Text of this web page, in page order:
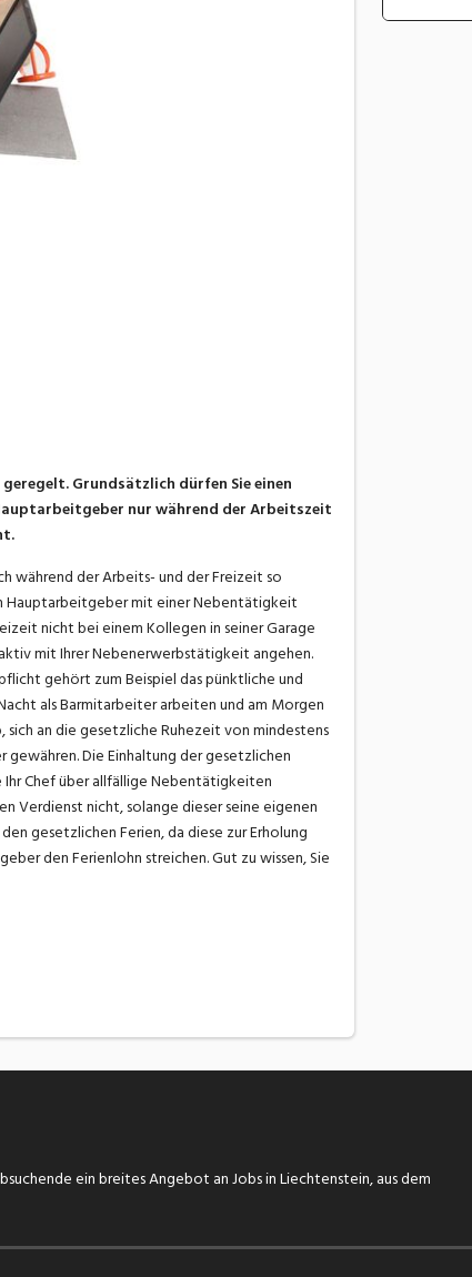
Grundsätzlich dürfen Sie einen
nur während der Arbeitszeit
während der Arbeits- und der Freizeit so
Hauptarbeitgeber mit einer Nebentätigkeit
nicht bei einem Kollegen in seiner Garage
mit Ihrer Nebenerwerbstätigkeit angehen.
gehört zum Beispiel das pünktliche und
als Barmitarbeiter arbeiten und am Morgen
an die gesetzliche Ruhezeit von mindestens
Die Einhaltung der gesetzlichen
Chef über allfällige Nebentätigkeiten
Verdienst nicht, solange dieser seine eigenen
gesetzlichen Ferien, da diese zur Erholung
den Ferienlohn streichen. Gut zu wissen, Sie
ein breites Angebot an Jobs in Liechtenstein, aus dem